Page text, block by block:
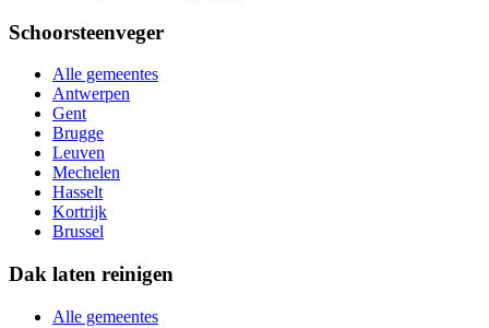
Schoorsteenveger
Alle gemeentes
Antwerpen
Gent
Brugge
Leuven
Mechelen
Hasselt
Kortrijk
Brussel
Dak laten reinigen
Alle gemeentes